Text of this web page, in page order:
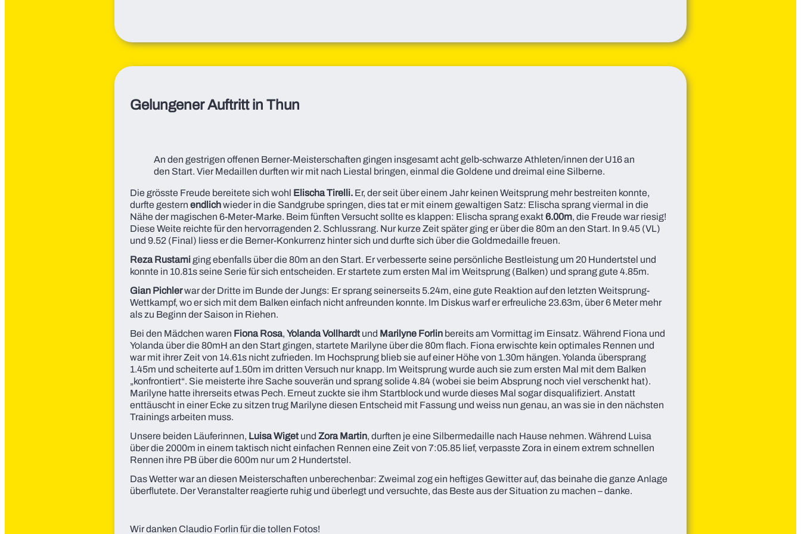
Gelungener Auftritt in Thun
An den gestrigen offenen Berner-Meisterschaften gingen insgesamt acht gelb-schwarze Athleten/innen der U16 an
den Start. Vier Medaillen durften wir mit nach Liestal bringen, einmal die Goldene und dreimal eine Silberne.
Die grösste Freude bereitete sich wohl Elischa Tirelli. Er, der seit über einem Jahr keinen Weitsprung mehr bestreiten konnte,
durfte gestern endlichwieder in die Sandgrube springen, dies tat er mit einem gewaltigen Satz: Elischa sprang viermal in die
Nähe der magischen 6-Meter-Marke. Beim fünften Versucht sollte es klappen: Elischa sprang exakt6.00m, die Freude war riesig!
Diese Weite reichte für den hervorragenden 2. Schlussrang. Nur kurze Zeit später ging er über die 80m an den Start. In 9.45 (VL)
und 9.52 (Final) liess er die Berner-Konkurrenz hinter sich und durfte sich über die Goldmedaille freuen.
Reza Rustamiging ebenfalls über die 80m an den Start. Er verbesserte seine persönliche Bestleistung um 20 Hundertstel und
konnte in 10.81s seine Serie für sich entscheiden. Er startete zum ersten Mal im Weitsprung (Balken) und sprang gute 4.85m.
Gian Pichlerwar der Dritte im Bunde der Jungs: Er sprang seinerseits 5.24m, eine gute Reaktion auf den letzten Weitsprung-
Wettkampf, wo er sich mit dem Balken einfach nicht anfreunden konnte. Im Diskus warf er erfreuliche 23.63m, über 6 Meter mehr
als zu Beginn der Saison in Riehen.
Bei den Mädchen waren Fiona Rosa, Yolanda Vollhardt und Marilyne Forlin bereits am Vormittag im Einsatz. Während Fiona und
Yolanda über die 80mH an den Start gingen, startete Marilyne über die 80m flach. Fiona erwischte kein optimales Rennen und
war mit ihrer Zeit von 14.61s nicht zufrieden. Im Hochsprung blieb sie auf einer Höhe von 1.30m hängen. Yolanda übersprang
1.45m und scheiterte auf 1.50m im dritten Versuch nur knapp. Im Weitsprung wurde auch sie zum ersten Mal mit dem Balken
„konfrontiert“. Sie meisterte ihre Sache souverän und sprang solide 4.84 (wobei sie beim Absprung noch viel verschenkt hat).
Marilyne hatte ihrerseits etwas Pech. Erneut zuckte sie ihm Startblock und wurde dieses Mal sogar disqualifiziert. Anstatt
enttäuscht in einer Ecke zu sitzen trug Marilyne diesen Entscheid mit Fassung und weiss nun genau, an was sie in den nächsten
Trainings arbeiten muss.
Unsere beiden Läuferinnen, Luisa Wiget und Zora Martin, durften je eine Silbermedaille nach Hause nehmen. Während Luisa
über die 2000m in einem taktisch nicht einfachen Rennen eine Zeit von 7:05.85 lief, verpasste Zora in einem extrem schnellen
Rennen ihre PB über die 600m nur um 2 Hundertstel.
Das Wetter war an diesen Meisterschaften unberechenbar: Zweimal zog ein heftiges Gewitter auf, das beinahe die ganze Anlage
überflutete. Der Veranstalter reagierte ruhig und überlegt und versuchte, das Beste aus der Situation zu machen – danke.
Wir danken Claudio Forlin für die tollen Fotos!